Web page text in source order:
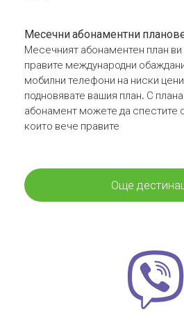
Месечни абонаментни
Месечният абонаментен план ви
правите международни
мобилни телефони на ниски
подновявате вашия план. С
абонамент можете да спестите
които вече правите
Още